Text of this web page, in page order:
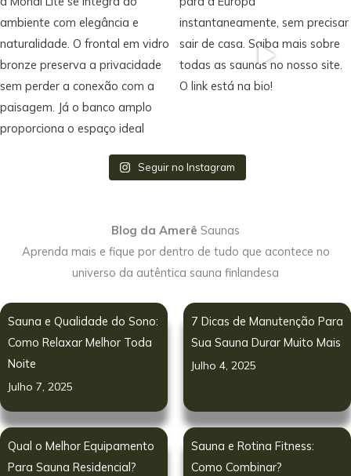
Seguir no Instagram
Blog da Amerê Saunas
Aprenda mais e fique por dentro de tudo que acontece no
universo da autêntica sauna finlandesa
Sauna e Qualidade do Sono:
Como Relaxar Melhor Toda
Noite
Julho 7, 2025
7 Dicas de Manutenção Para
Sua Sauna Durar Muito Mais
Julho 4, 2025
Qual o Melhor Equipamento
Para Sauna Residencial?
Sauna e Rotina Fitness:
Como Combinar?